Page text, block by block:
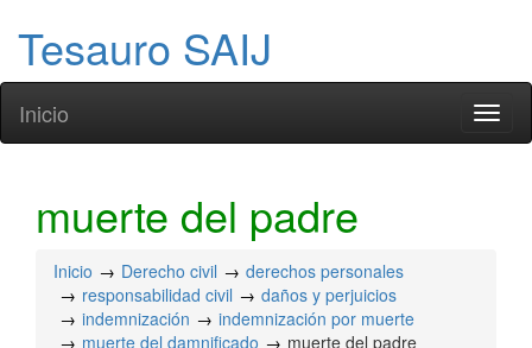
Tesauro SAIJ
Inicio
muerte del padre
Inicio Derecho civil
derechos personales
responsabilidad civil
daños y perjuicios
indemnización
indemnización por muerte
muerte del damnificado
muerte del padre